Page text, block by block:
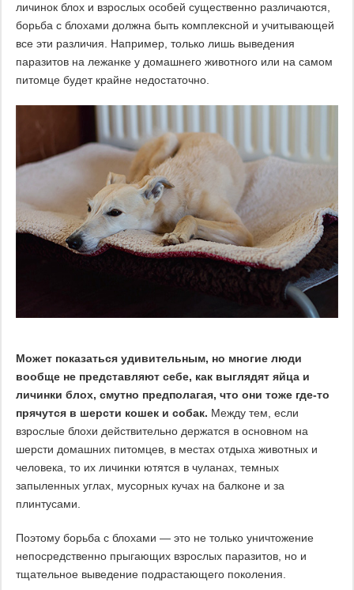
личинок блох и взрослых особей существенно различаются,
борьба с блохами должна быть комплексной и учитывающей
все эти различия. Например, только лишь выведения
паразитов на лежанке у домашнего животного или на самом
питомце будет крайне недостаточно.
Может показаться удивительным, но многие люди
вообще не представляют себе, как выглядят яйца и
личинки блох, смутно предполагая, что они тоже где-то
прячутся в шерсти кошек и собак. Между тем, если
взрослые блохи действительно держатся в основном на
шерсти домашних питомцев, в местах отдыха животных и
человека, то их личинки ютятся в чуланах, темных
запыленных углах, мусорных кучах на балконе и за
плинтусами.
Поэтому борьба с блохами — это не только уничтожение
непосредственно прыгающих взрослых паразитов, но и
тщательное выведение подрастающего поколения.